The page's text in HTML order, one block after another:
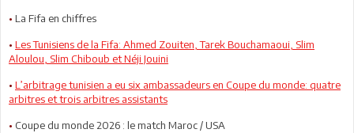
• La Fifa en chiffres
• Les Tunisiens de la Fifa: Ahmed Zouiten, Tarek Bouchamaoui, Slim
Aloulou, Slim Chiboub et Néji Jouini
• L’arbitrage tunisien a eu six ambassadeurs en Coupe du monde: quatre
arbitres et trois arbitres assistants
• Coupe du monde 2026 : le match Maroc / USA